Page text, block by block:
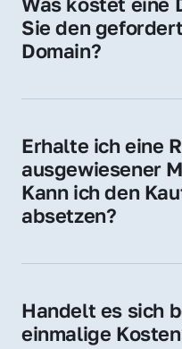
Adressen oder als
Sie den
Domain?
Domain liegt ein
unverbindliches
Erhalte ich eine
ausgewiesener
Kann ich den
absetzen?
Für Unternehmen
Handelt es sich
einmalige